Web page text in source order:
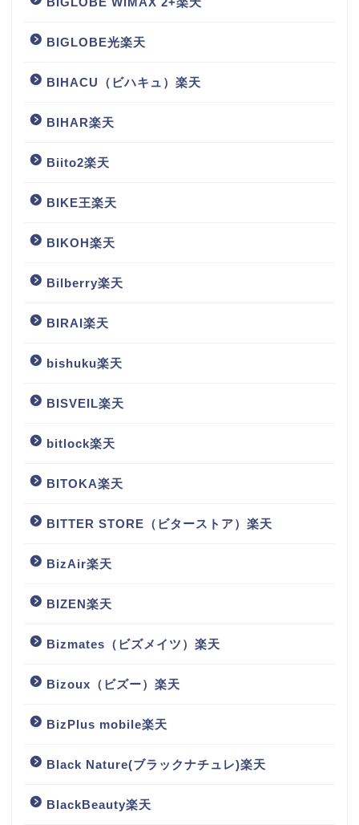
BIGLOBE光楽天
BIHACU（ビハキュ）楽天
BIHAR楽天
Biito2楽天
BIKE王楽天
BIKOH楽天
Bilberry楽天
BIRAI楽天
bishuku楽天
BISVEIL楽天
bitlock楽天
BITOKA楽天
BITTER STORE（ビターストア）楽天
BizAir楽天
BIZEN楽天
Bizmates（ビズメイツ）楽天
Bizoux（ビズー）楽天
BizPlus mobile楽天
Black Nature(ブラックナチュレ)楽天
BlackBeauty楽天